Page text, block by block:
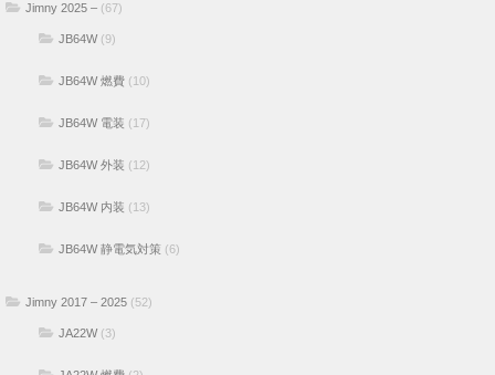
Jimny 2025 – (67)
JB64W(9)
JB64W 燃費 (10)
JB64W 電装 (17)
JB64W 外装 (12)
JB64W 内装 (13)
JB64W 静電気対策 (6)
Jimny 2017 – 2025 (52)
JA22W(3)